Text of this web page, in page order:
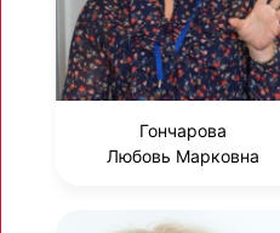
Гончарова
Любовь Марковна